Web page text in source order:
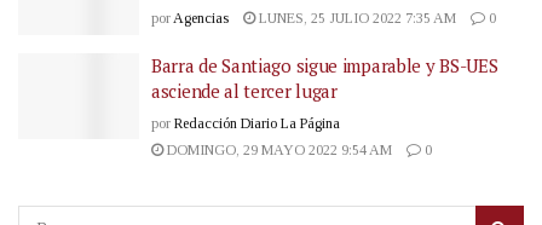
porAgencias LUNES, 25 JULIO 2022 7:35 AM 0
Barra de Santiago sigue imparable y BS-UES
asciende al tercer lugar
por Redacción Diario La Página
DOMINGO, 29 MAYO 2022 9:54 AM
0